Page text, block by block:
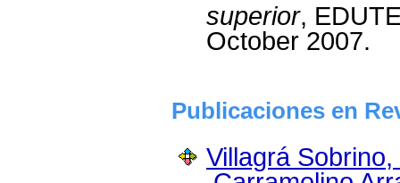
superior,
October 2007.
Publicaciones en
Villagrá Sobrino,